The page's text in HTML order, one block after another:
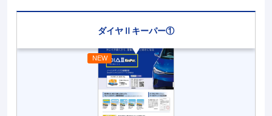
ダイヤⅡキーパー①